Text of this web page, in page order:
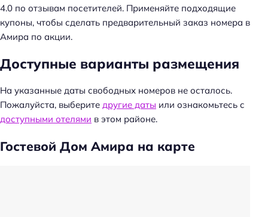
4.0 по отзывам посетителей. Применяйте подходящие
купоны, чтобы сделать предварительный заказ номера в
Амира по акции.
Доступные варианты размещения
На указанные даты свободных номеров не осталось.
Пожалуйста, выберите другие даты или ознакомьтесь с
доступными отелями в этом районе.
Гостевой Дом Амира на карте